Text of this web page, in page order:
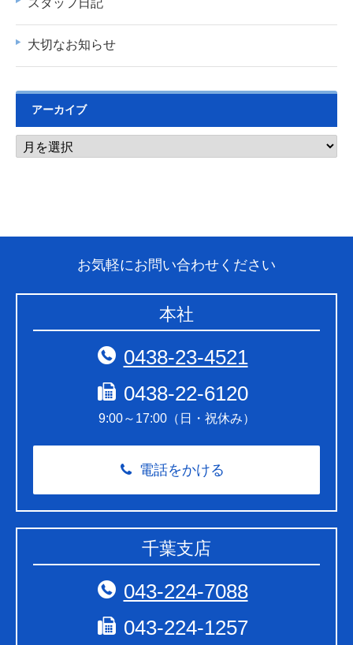
大切なお知らせ
アーカイブ
お気軽にお問い合わせください
本社
0438-23-4521
0438-22-6120
9:00～17:00（日・祝休み）
電話をかける
千葉支店
043-224-7088
043-224-1257